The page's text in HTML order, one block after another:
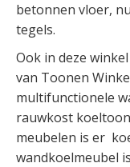
betonnen vloer,
tegels.
Ook in deze
van Toonen
multifunctionele
rauwkost
meubelen is er
wandkoelmeubel